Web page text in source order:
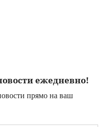
ежедневно!
прямо на ваш